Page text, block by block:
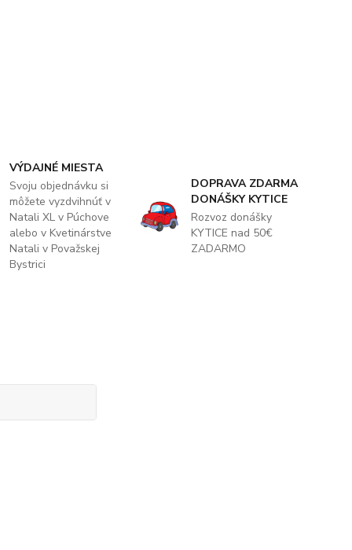
VÝDAJNÉ MIESTA
Svoju objednávku si
môžete vyzdvihnúť v
Natali XL v Púchove
alebo v Kvetinárstve
Natali v Považskej
Bystrici
DOPRAVA ZDARMA
DONÁŠKY KYTICE
Rozvoz donášky
KYTICE nad 50€
ZADARMO